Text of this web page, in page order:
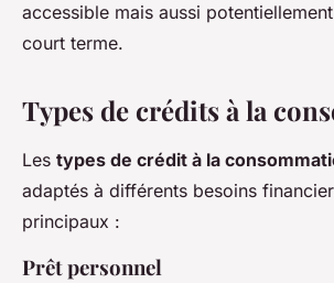
accessible mais aussi
court terme.
Types de crédits à la
Les types de crédit à la
adaptés à différents besoins
principaux :
Prêt personnel